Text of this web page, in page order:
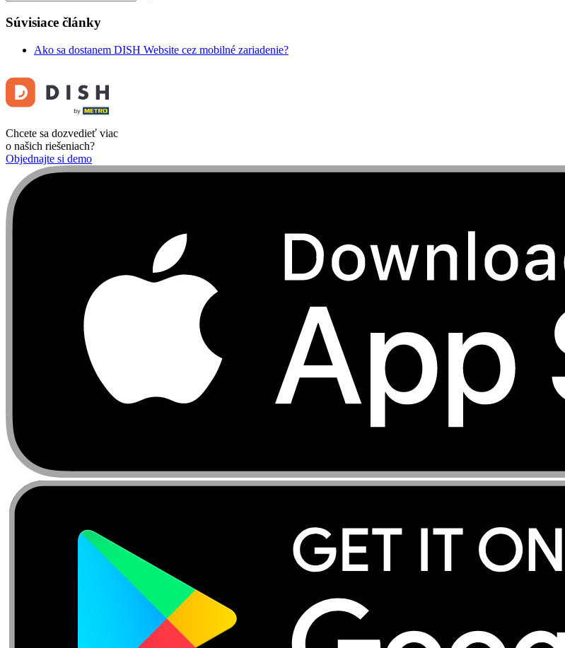
Súvisiace články
Ako sa dostanem DISH Website cez mobilné zariadenie?
Chcete sa dozvedieť viac
o našich riešeniach?
Objednajte si demo